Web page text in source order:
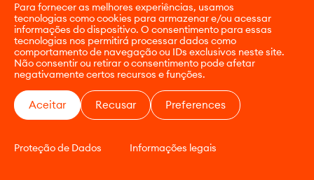
Para fornecer as melhores experiências, usamos
tecnologias como cookies para armazenar e/ou acessar
informações do dispositivo. O consentimento para essas
tecnologias nos permitirá processar dados como
comportamento de navegação ou IDs exclusivos neste site.
Não consentir ou retirar o consentimento pode afetar
negativamente certos recursos e funções.
Aceitar Recusar Preferences
Proteção de Dados Informações legais